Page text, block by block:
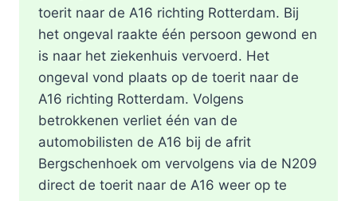
toerit naar de A16 richting Rotterdam. Bij
het ongeval raakte één persoon gewond en
is naar het ziekenhuis vervoerd. Het
ongeval vond plaats op de toerit naar de
A16 richting Rotterdam. Volgens
betrokkenen verliet één van de
automobilisten de A16 bij de afrit
Bergschenhoek om vervolgens via de N209
direct de toerit naar de A16 weer op te